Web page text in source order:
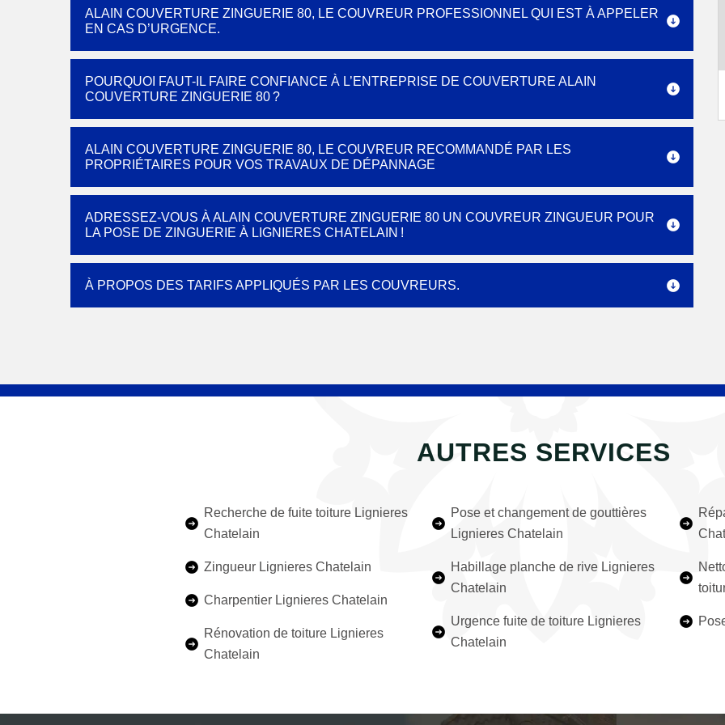
ALAIN COUVERTURE ZINGUERIE 80, LE COUVREUR PROFESSIONNEL QUI EST À APPELER
EN CAS D’URGENCE.
POURQUOI FAUT-IL FAIRE CONFIANCE À L’ENTREPRISE DE COUVERTURE ALAIN
COUVERTURE ZINGUERIE 80 ?
ALAIN COUVERTURE ZINGUERIE 80, LE COUVREUR RECOMMANDÉ PAR LES
PROPRIÉTAIRES POUR VOS TRAVAUX DE DÉPANNAGE
ADRESSEZ-VOUS À ALAIN COUVERTURE ZINGUERIE 80 UN COUVREUR ZINGUEUR POUR
LA POSE DE ZINGUERIE À LIGNIERES CHATELAIN !
À PROPOS DES TARIFS APPLIQUÉS PAR LES COUVREURS.
AUTRES SERVICES
Recherche de fuite toiture Lignieres
Chatelain
Zingueur Lignieres Chatelain
Charpentier Lignieres Chatelain
Rénovation de toiture Lignieres
Chatelain
Pose et changement de gouttières
Lignieres Chatelain
Habillage planche de rive Lignieres
Chatelain
Urgence fuite de toiture Lignieres
Chatelain